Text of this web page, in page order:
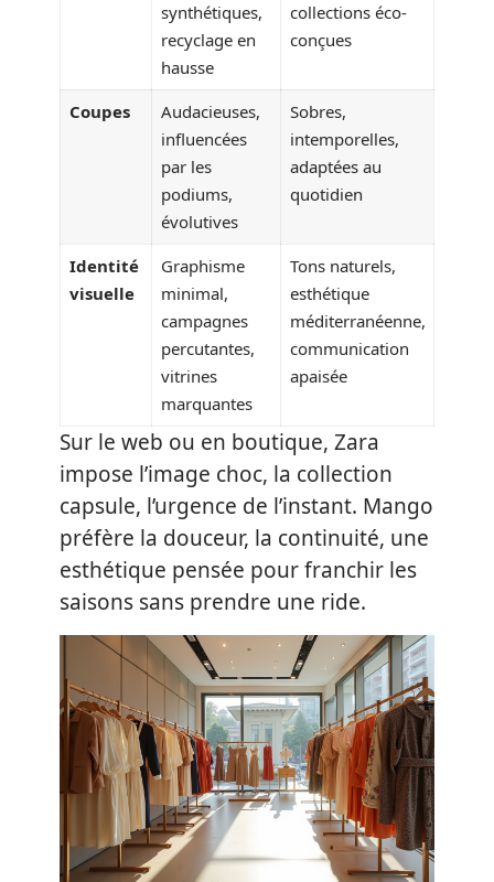
synthétiques,
recyclage en
hausse
collections éco-
conçues
Coupes
Audacieuses,
influencées
par les
podiums,
évolutives
Sobres,
intemporelles,
adaptées au
quotidien
Identité
visuelle
Graphisme
minimal,
campagnes
percutantes,
vitrines
marquantes
Tons naturels,
esthétique
méditerranéenne,
communication
apaisée
Sur le web ou en boutique, Zara
impose l’image choc, la collection
capsule, l’urgence de l’instant. Mango
préfère la douceur, la continuité, une
esthétique pensée pour franchir les
saisons sans prendre une ride.